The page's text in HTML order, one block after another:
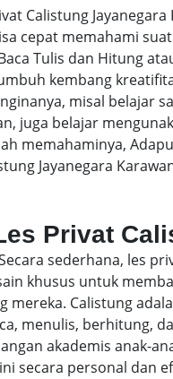
Calistung
cepat memahami
Tulis dan Hitung
kembang
misal belajar
juga belajar
memahaminya,
Jayanegara
Privat
sederhana, les
khusus untuk
mereka. Calistung
menulis, berhitung,
akademis anak-
secara personal dan